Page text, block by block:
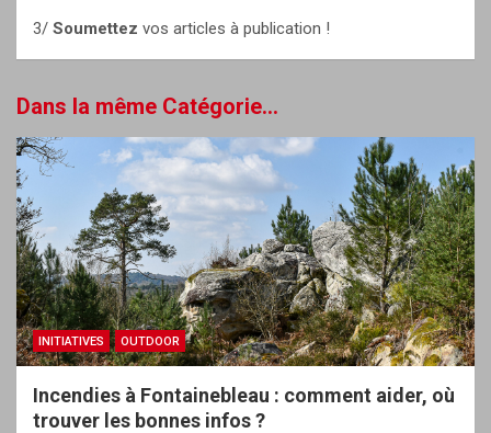
3/ Soumettez vos articles à publication !
Dans la même Catégorie...
INITIATIVES OUTDOOR
Incendies à Fontainebleau : comment aider, où
trouver les bonnes infos ?